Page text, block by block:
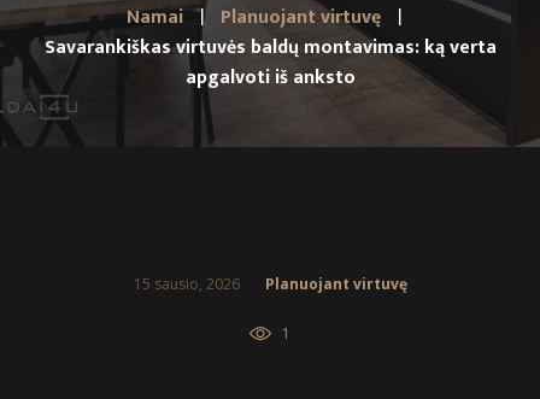
Namai
Planuojant virtuvę
Savarankiškas virtuvės baldų montavimas: ką verta
apgalvoti iš anksto
15 sausio, 2026 Planuojant virtuvę
1